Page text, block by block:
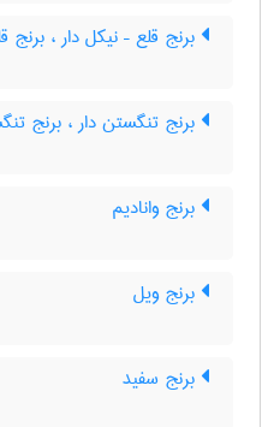
برنج قلع – نیکل دار ، برنج
برنج تنگستن دار ، برنج
برنج وانادیم
برنج ویل
برنج سفید